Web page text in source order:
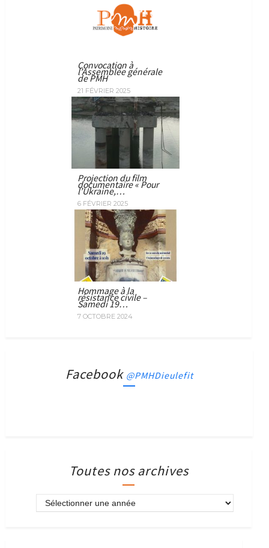
Convocation à
l’Assemblée générale
de PMH
21 FÉVRIER 2025
Projection du film
documentaire « Pour
l’Ukraine,…
6 FÉVRIER 2025
Hommage à la
résistance civile –
Samedi 19…
7 OCTOBRE 2024
Facebook @PMHDieulefit
Toutes nos archives